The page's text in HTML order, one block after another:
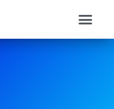
メ
ニ
ュ